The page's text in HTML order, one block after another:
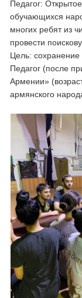
Педагог:
обучающихся
многих ребят из
провести
Цель:
Педагог (после
Армении»
армянского